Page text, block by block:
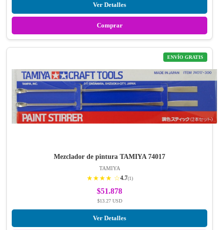
Ver Detalles
Comprar
ENVÍO GRATIS
Mezclador de pintura TAMIYA 74017
TAMIYA
★★★★ ☆4.7(1)
$51.878
$13.27 USD
Ver Detalles